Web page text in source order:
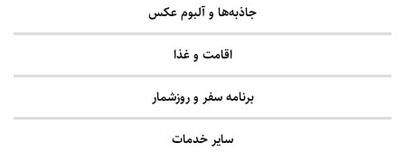
جاذبه‌ها و آلبوم عکس
اقامت و غذا
برنامه سفر و روزشمار
سایر خدمات